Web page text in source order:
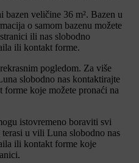
veličine 36 m². Bazen u
o samom bazenu možete
ili nas slobodno
ili kontakt forme.
pogledom. Za više
slobodno nas kontaktirajte
koje možete pronaći na
istovremeno boraviti svi
u vili Luna slobodno nas
ili kontakt forme koje